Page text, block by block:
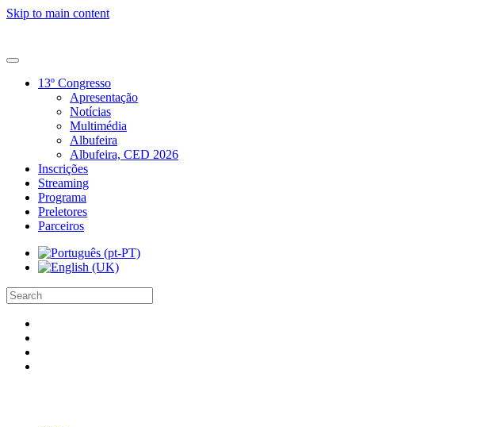
Skip to main content
13º Congresso
Apresentação
Notícias
Multimédia
Albufeira
Albufeira, CED 2026
Inscrições
Streaming
Programa
Preletores
Parceiros